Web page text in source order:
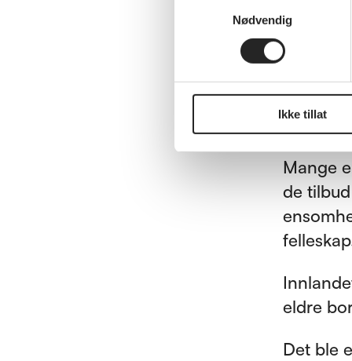
Nødvendig
Ikke tillat
eldre
er viktig
Mange
de
eldre
Det ble